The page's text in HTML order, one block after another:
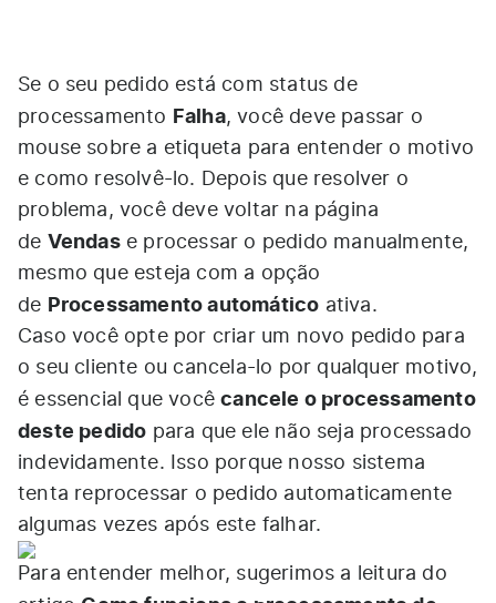
Se o seu pedido está com status de
processamento Falha, você deve passar o
mouse sobre a etiqueta para entender o motivo
e como resolvê-lo. Depois que resolver o
problema, você deve voltar na página
de Vendase processar o pedido manualmente,
mesmo que esteja com a opção
de Processamento automático ativa.
Caso você opte por criar um novo pedido para
o seu cliente ou cancela-lo por qualquer motivo,
é essencial que vocêcancele o processamento
deste pedido para que ele não seja processado
indevidamente. Isso porque nosso sistema
tenta reprocessar o pedido automaticamente
algumas vezes após este falhar.
Para entender melhor, sugerimos a leitura do